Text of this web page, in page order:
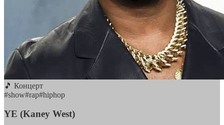
🎵 Концерт
#show#rap#hiphop
YE (Kaney West)